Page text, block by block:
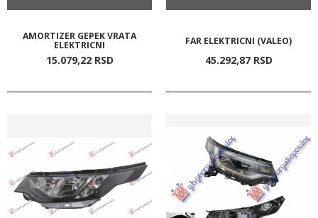
AMORTIZER GEPEK VRATA
ELEKTRICNI
15.079,22 RSD
FAR ELEKTRICNI (VALEO)
45.292,87 RSD